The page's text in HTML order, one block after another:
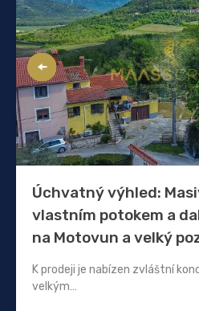
Úchvatný výhled:
vlastním potokem a
na Motovun a velký
K prodeji je nabízen zvláštní
velkým…